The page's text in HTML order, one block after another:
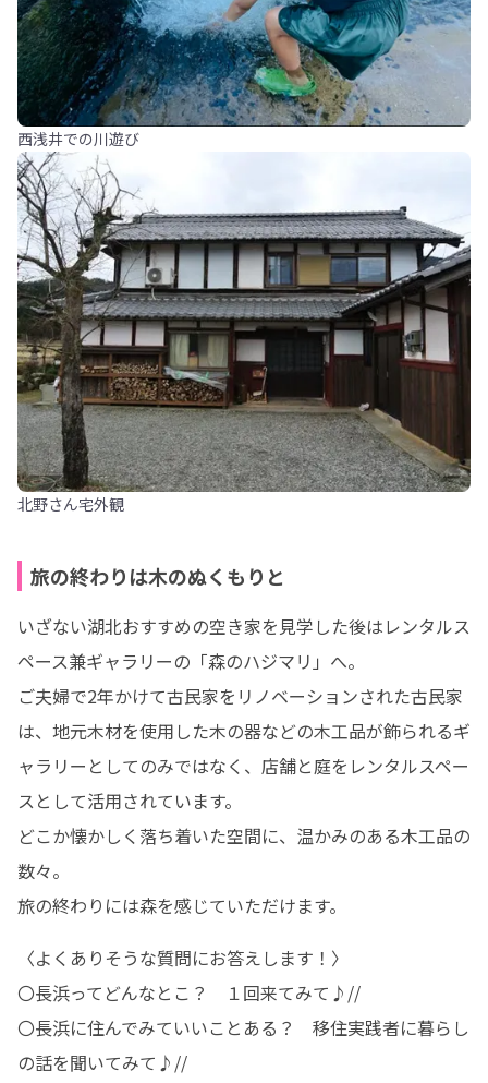
西浅井での川遊び
北野さん宅外観
旅の終わりは木のぬくもりと
いざない湖北おすすめの空き家を見学した後はレンタルス
ペース兼ギャラリーの「森のハジマリ」へ。
ご夫婦で2年かけて古民家をリノベーションされた古民家
は、地元木材を使用した木の器などの木工品が飾られるギ
ャラリーとしてのみではなく、店舗と庭をレンタルスペー
スとして活用されています。
どこか懐かしく落ち着いた空間に、温かみのある木工品の
数々。
旅の終わりには森を感じていただけます。
〈よくありそうな質問にお答えします！〉
〇長浜ってどんなとこ？　１回来てみて♪//
〇長浜に住んでみていいことある？　移住実践者に暮らし
の話を聞いてみて♪//